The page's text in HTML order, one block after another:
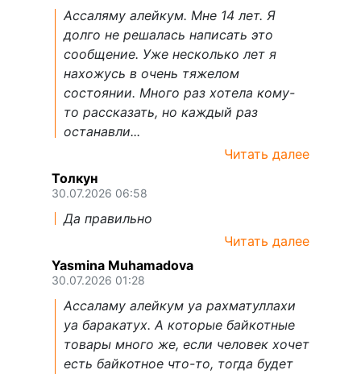
Ассаляму алейкум. Мне 14 лет. Я
долго не решалась написать это
сообщение. Уже несколько лет я
нахожусь в очень тяжелом
состоянии. Много раз хотела кому-
то рассказать, но каждый раз
останавли...
Читать далее
Толкун
30.07.2026 06:58
Да правильно
Читать далее
Yasmina Muhamadova
30.07.2026 01:28
Ассаламу алейкум уа рахматуллахи
уа баракатух. А которые байкотные
товары много же, если человек хочет
есть байкотное что-то, тогда будет